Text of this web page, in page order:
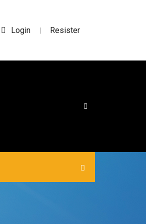
Login | Resister